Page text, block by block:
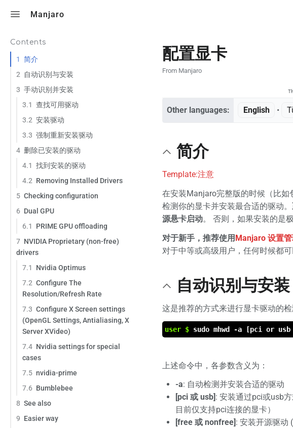
Manjaro
配置显卡
From Manjaro
Other languages: English • ‎
Contents
1
简介
2
自动识别与安装
3 手动识别并安装
3.1
查找可用驱动
3.2 安装驱动
3.3 强制重新安装驱动
4 删除已安装的驱动
4.1
找到安装的驱动
4.2 Removing Installed Drivers
5 Checking configuration
6 Dual GPU
6.1
PRIME GPU offloading
7 NVIDIA Proprietary (non-free)
drivers
7.1
Nvidia Optimus
7.2 Configure The
Resolution/Refresh Rate
7.3 Configure X Screen settings
(OpenGL Settings, Antialiasing, X
Server XVideo)
7.4 Nvidia settings for special
cases
7.5 nvidia-prime
7.6 Bumblebee
8 See also
9 Easier way
简介
Template:注意
在安装Manjaro完整版的时候（比
检测你的显卡并安装最合适的驱动。
源悬卡启动。 否则，如果安装的是
对于新手，推荐使用 Manjaro 设置
对于中等或高级用户，任何时候都
自动识别与安装
这是推荐的方式来进行显卡驱动的
user $ sudo mhwd -a [pci or
上述命令中，各参数含义为：
-a: 自动检测并安装合适的驱动
[pci 或 usb]: 安装通过pci或usb
目前仅支持pci连接的显卡）
[free 或 nonfree]: 安装开源驱动